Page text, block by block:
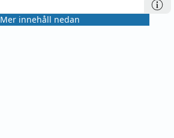
Mer innehåll nedan